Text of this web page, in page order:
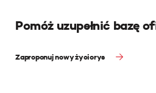
Pomóż uzupełnić bazę
Zaproponuj nowy życiorys